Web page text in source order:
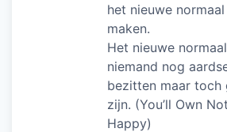
het nieuwe
maken.
Het nieuwe
niemand nog
bezitten maar toch
zijn. (You’ll Own
Happy)